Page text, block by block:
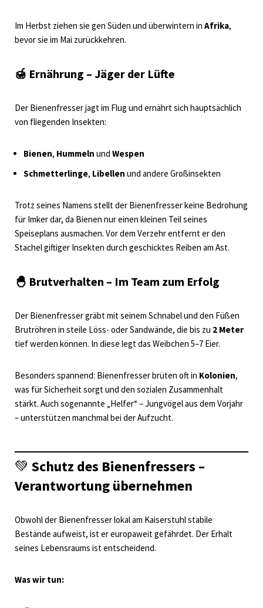
Im Herbst ziehen sie gen Süden und überwintern in Afrika,
bevor sie im Mai zurückkehren.
🍯 Ernährung – Jäger der Lüfte
Der Bienenfresser jagt im Flug und ernährt sich hauptsächlich
von fliegenden Insekten:
Bienen, Hummeln und Wespen
Schmetterlinge, Libellen und andere Großinsekten
Trotz seines Namens stellt der Bienenfresser keine Bedrohung
für Imker dar, da Bienen nur einen kleinen Teil seines
Speiseplans ausmachen. Vor dem Verzehr entfernt er den
Stachel giftiger Insekten durch geschicktes Reiben am Ast.
🐣 Brutverhalten – Im Team zum Erfolg
Der Bienenfresser gräbt mit seinem Schnabel und den Füßen
Brutröhren in steile Löss- oder Sandwände, die bis zu 2 Meter
tief werden können. In diese legt das Weibchen 5–7 Eier.
Besonders spannend: Bienenfresser brüten oft in Kolonien,
was für Sicherheit sorgt und den sozialen Zusammenhalt
stärkt. Auch sogenannte „Helfer“ – Jungvögel aus dem Vorjahr
– unterstützen manchmal bei der Aufzucht.
💚 Schutz des Bienenfressers –
Verantwortung übernehmen
Obwohl der Bienenfresser lokal am Kaiserstuhl stabile
Bestände aufweist, ist er europaweit gefährdet. Der Erhalt
seines Lebensraums ist entscheidend.
Was wir tun: